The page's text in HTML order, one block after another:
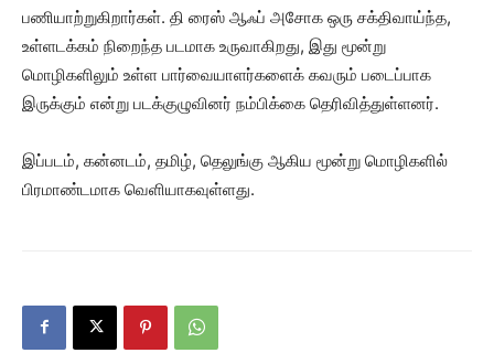
பணியாற்றுகிறார்கள். தி ரைஸ் ஆஃப் அசோக ஒரு சக்திவாய்ந்த,
உள்ளடக்கம் நிறைந்த படமாக உருவாகிறது, இது மூன்று
மொழிகளிலும் உள்ள பார்வையாளர்களைக் கவரும் படைப்பாக
இருக்கும் என்று படக்குழுவினர் நம்பிக்கை தெரிவித்துள்ளனர்.
இப்படம், கன்னடம், தமிழ், தெலுங்கு ஆகிய மூன்று மொழிகளில்
பிரமாண்டமாக வெளியாகவுள்ளது.